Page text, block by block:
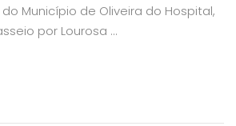
Município de Oliveira do Hospital,
por Lourosa …